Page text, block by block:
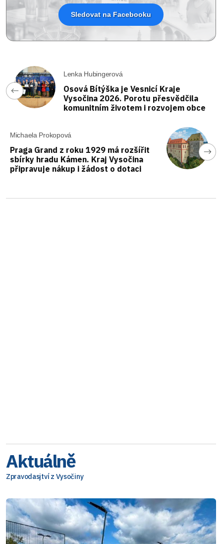
Sledovat na Facebooku
Lenka Hubingerová
Osová Bítýška je Vesnicí Kraje
Vysočina 2026. Porotu přesvědčila
komunitním životem i rozvojem obce
Michaela Prokopová
Praga Grand z roku 1929 má rozšířit
sbírky hradu Kámen. Kraj Vysočina
připravuje nákup i žádost o dotaci
Aktuálně
Zpravodasjtví z Vysočiny